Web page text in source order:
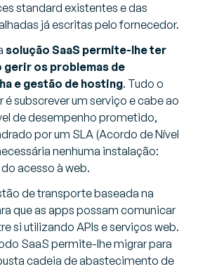
standard existentes e das
já escritas pelo fornecedor.
solução SaaS permite-lhe ter
gerir os problemas de
e gestão de hosting. Tudo o
é subscrever um serviço e cabe ao
de desempenho prometido,
por um SLA (Acordo de Nível
nenhuma instalação:
acesso à web.
de transporte baseada na
que as apps possam comunicar
si utilizando APIs e serviços web.
SaaS permite-lhe migrar para
cadeia de abastecimento de